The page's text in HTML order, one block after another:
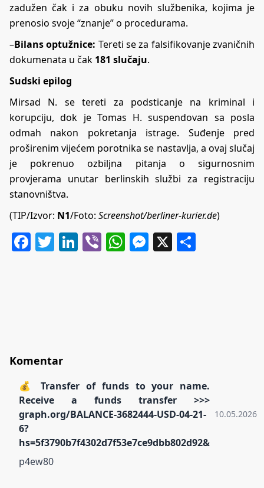
zadužen čak i za obuku novih službenika, kojima je
prenosio svoje “znanje” o procedurama.
–Bilans optužnice: Tereti se za falsifikovanje zvaničnih
dokumenata u čak 181 slučaju.
Sudski epilog
Mirsad N. se tereti za podsticanje na kriminal i
korupciju, dok je Tomas H. suspendovan sa posla
odmah nakon pokretanja istrage. Suđenje pred
proširenim vijećem porotnika se nastavlja, a ovaj slučaj
je pokrenuo ozbiljna pitanja o sigurnosnim
provjerama unutar berlinskih službi za registraciju
stanovništva.
(TIP/Izvor: N1/Foto: Screenshot/berliner-kurier.de)
Facebook
Twitter
LinkedIn
ViberWhatsApp
Messenger
X
Komentar
💰 Transfer of funds to your name.
Receive a funds transfer >>>
graph.org/BALANCE-3682444-USD-04-21-
6?
hs=5f3790b7f4302d7f53e7ce9dbb802d92&
10.05.2026.
p4ew80